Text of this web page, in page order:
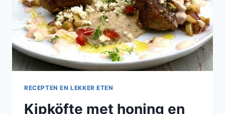
RECEPTEN EN LEKKER ETEN
Kipköfte met honing en